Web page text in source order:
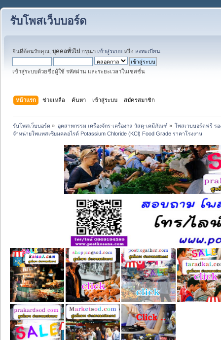
รับโพสเว็บบอร์ด
ยินดีต้อนรับคุณ, บุคคลทั่วไป กรุณา เข้าสู่ระบบ หรือ ลงทะเบียน
เข้าสู่ระบบด้วยชื่อผู้ใช้ รหัสผ่าน และระยะเวลาในเซสชั่น
หน้าแรก ช่วยเหลือ ค้นหา เข้าสู่ระบบ สมัครสมาชิก
รับโพสเว็บบอร์ด » อุตสาหกรรม เครื่องจักร-เครื่องกล วัสดุ-เคมีภัณฑ์ » โพสเวบบอร์ดฟรี รอ
จำหน่ายโพแทสเซียมคลอไรด์ Potassium Chloride (KCl) Food Grade ราคาโรงงาน